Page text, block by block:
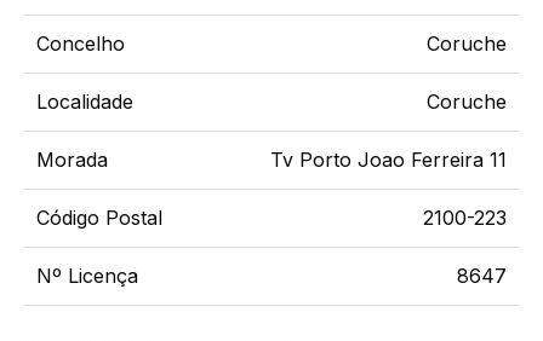
Concelho Coruche
Localidade Coruche
Morada Tv Porto Joao Ferreira 11
Código Postal 2100-223
Nº Licença 8647